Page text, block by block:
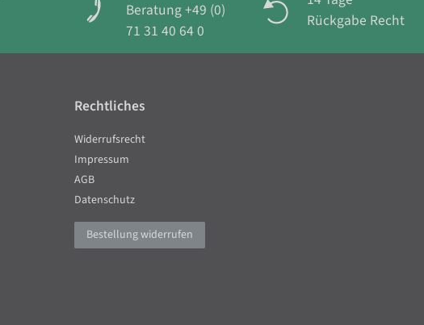
Beratung +49 (0)
71 31 40 64 0
Rückgabe Recht
Rechtliches
Widerrufsrecht
Impressum
AGB
Datenschutz
Bestellung widerrufen